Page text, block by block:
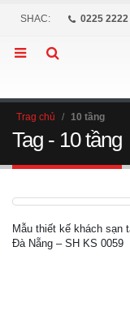
SHAC: 0225 2222
Trag chủ / 10 tầng
Tag - 10 tầng
Mẫu thiết kế khách sạn
Đà Nẵng – SH KS 0059